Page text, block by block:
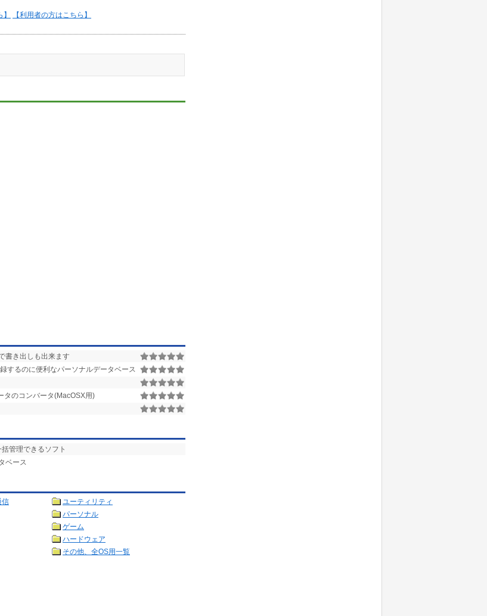
【利用者の方はこちら】
書き出しも出来ます
するのに便利なパーソナルデータベース
タのコンバータ(MacOSX用)
管理できるソフト
ベース
信
ユーティリティ
パーソナル
ゲーム
ハードウェア
その他、全OS用一覧